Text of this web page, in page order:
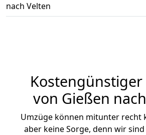
nach Velten
von Gießen
Umzüge können mitunter recht
aber keine Sorge, denn wir